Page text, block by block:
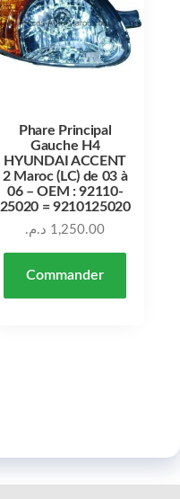
Phare Principal
Gauche H4
HYUNDAI ACCENT
2 Maroc (LC) de 03 à
06 – OEM : 92110-
25020 = 9210125020
1,250.00 د.م.
Commander